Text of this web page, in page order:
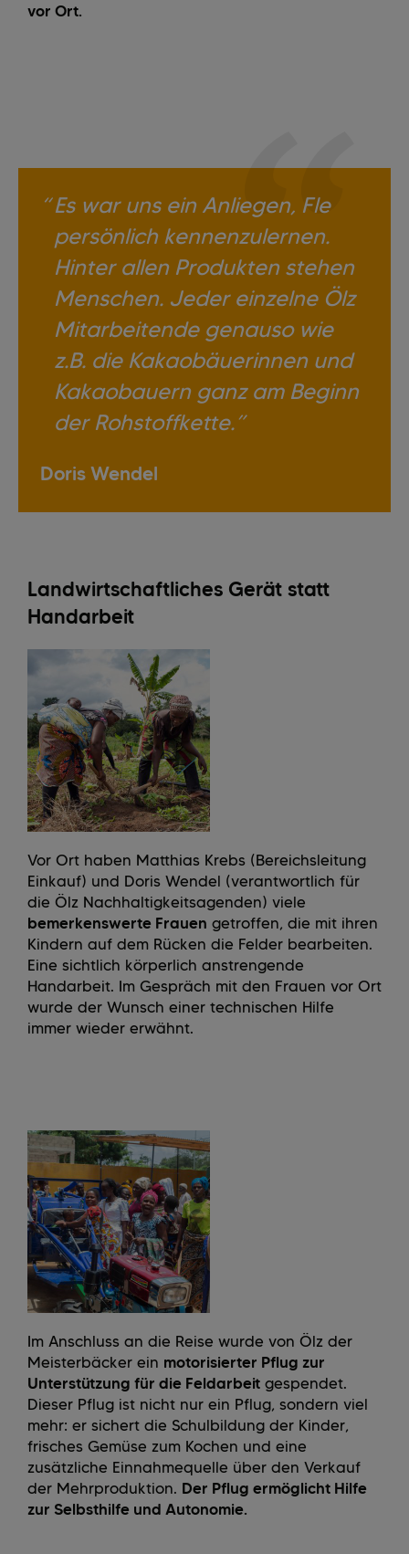
vor Ort.
Es war uns ein Anliegen, Fle
persönlich kennenzulernen.
Hinter allen Produkten stehen
Menschen. Jeder einzelne Ölz
Mitarbeitende genauso wie
z.B. die Kakaobäuerinnen und
Kakaobauern ganz am Beginn
der Rohstoffkette.
Doris Wendel
Landwirtschaftliches Gerät statt
Handarbeit
Vor Ort haben Matthias Krebs (Bereichsleitung
Einkauf) und Doris Wendel (verantwortlich für
die Ölz Nachhaltigkeitsagenden) viele
bemerkenswerte Frauen getroffen, die mit ihren
Kindern auf dem Rücken die Felder bearbeiten.
Eine sichtlich körperlich anstrengende
Handarbeit. Im Gespräch mit den Frauen vor Ort
wurde der Wunsch einer technischen Hilfe
immer wieder erwähnt.
Im Anschluss an die Reise wurde von Ölz der
Meisterbäcker ein motorisierter Pflug zur
Unterstützung für die Feldarbeit gespendet.
Dieser Pflug ist nicht nur ein Pflug, sondern viel
mehr: er sichert die Schulbildung der Kinder,
frisches Gemüse zum Kochen und eine
zusätzliche Einnahmequelle über den Verkauf
der Mehrproduktion. Der Pflug ermöglicht Hilfe
zur Selbsthilfe und Autonomie.